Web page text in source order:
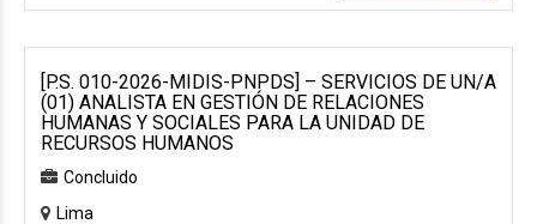
[P.S. 010-2026-MIDIS-PNPDS] – SERVICIOS DE UN/A
(01) ANALISTA EN GESTIÓN DE RELACIONES
HUMANAS Y SOCIALES PARA LA UNIDAD DE
RECURSOS HUMANOS
Concluido
Lima